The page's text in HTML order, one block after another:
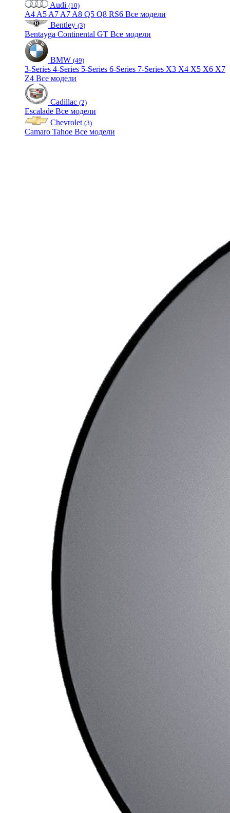
Audi (10)
A4 A5 A7 A7 A8 Q5 Q8 RS6 Все модели
Bentley (3)
Bentayga Continental GT Все модели
BMW (49)
3-Series 4-Series 5-Series 6-Series 7-Series X3 X4 X5 X6 X7
Z4 Все модели
Cadillac (2)
Escalade Все модели
Chevrolet (3)
Camaro Tahoe Все модели